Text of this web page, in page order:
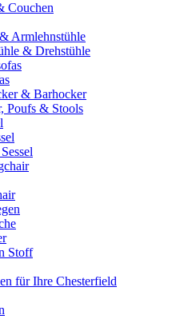
Couchen
Armlehnstühle
& Drehstühle
& Barhocker
Poufs & Stools
Stoff
für Ihre Chesterfield